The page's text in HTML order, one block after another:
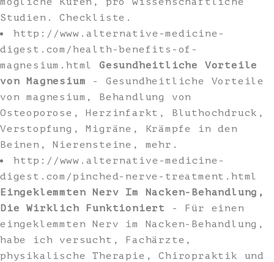
Studien. Checkliste.
http://www.alternative-medicine-
digest.com/health-benefits-of-
magnesium.htmlGesundheitliche Vorteile
von Magnesium - Gesundheitliche Vorteile
von magnesium, Behandlung von
Osteoporose, Herzinfarkt, Bluthochdruck,
Verstopfung, Migräne, Krämpfe in den
Beinen, Nierensteine, mehr.
http://www.alternative-medicine-
digest.com/pinched-nerve-treatment.html
Eingeklemmten Nerv Im Nacken-Behandlung,
Die Wirklich Funktioniert
- Für einen
eingeklemmten Nerv im Nacken-Behandlung,
habe ich versucht, Fachärzte,
physikalische Therapie, Chiropraktik und